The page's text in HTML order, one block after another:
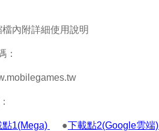
檔內附詳細使用說明
：
點1(Mega) ●下載點2(Google雲端)